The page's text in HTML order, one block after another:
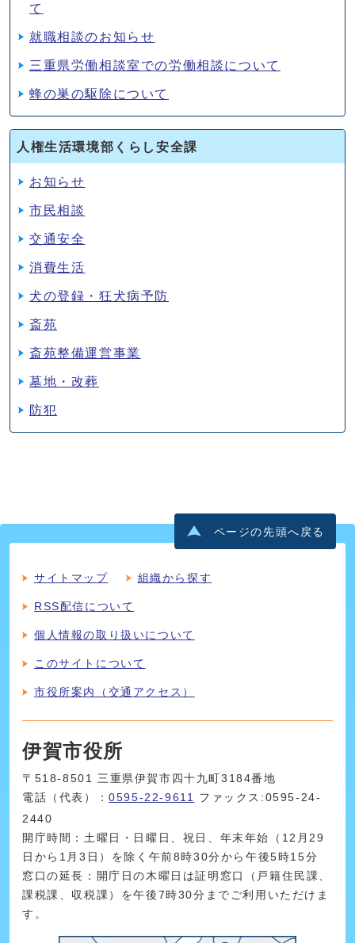
て
就職相談のお知らせ
三重県労働相談室での労働相談について
蜂の巣の駆除について
人権生活環境部くらし安全課
お知らせ
市民相談
交通安全
消費生活
犬の登録・狂犬病予防
斎苑
斎苑整備運営事業
墓地・改葬
防犯
ページの先頭へ戻る
サイトマップ 組織から探す
RSS配信について
個人情報の取り扱いについて
このサイトについて
市役所案内（交通アクセス）
伊賀市役所
〒518-8501 三重県伊賀市四十九町3184番地
電話（代表）：0595-22-9611
ファックス:0595-24-
2440
開庁時間：土曜日・日曜日、祝日、年末年始（12月29
日から1月3日）を除く午前8時30分から午後5時15分
窓口の延長：開庁日の木曜日は証明窓口（戸籍住民課、
課税課、収税課）を午後7時30分までご利用いただけま
す。